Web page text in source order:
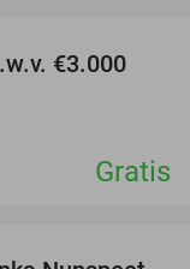
€3.000
Gratis